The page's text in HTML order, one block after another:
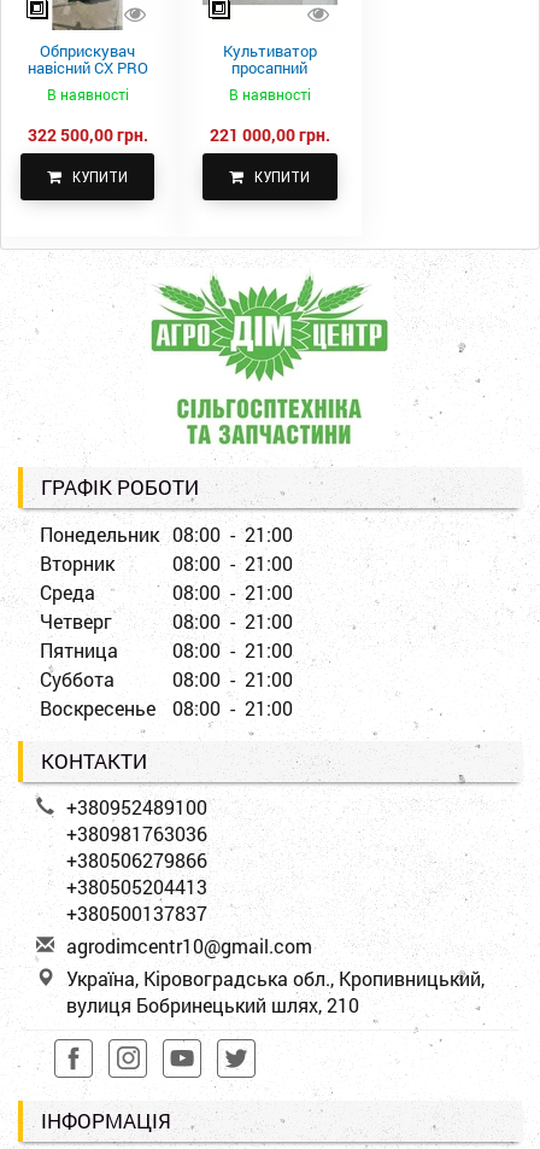
Обприскувач
навісний CX PRO
В наявності
322 500,00 грн.
КУПИТИ
Культиватор
просапний
КПН-5,6-05
В наявності
221 000,00 грн.
КУПИТИ
ГРАФІК РОБОТИ
Понедельник 08:00 - 21:00
Вторник
08:00 - 21:00
Среда
08:00 - 21:00
Четверг
08:00 - 21:00
Пятница
08:00 - 21:00
Суббота
08:00 - 21:00
Воскресенье
08:00 - 21:00
КОНТАКТИ
+380952489100
+380981763036
+380506279866
+380505204413
+380500137837
agrodimcentr10@gmail.com
Україна, Кіровоградська обл., Кропивницький,
вулиця Бобринецький шлях, 210
ІНФОРМАЦІЯ